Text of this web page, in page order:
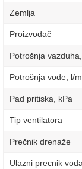
Zemlja
Proizvođač
Potrošnja
Potrošnja vode, l/
Pad pritiska, kPa
Tip ventilatora
Prečnik drenaže
Ulazni precnik